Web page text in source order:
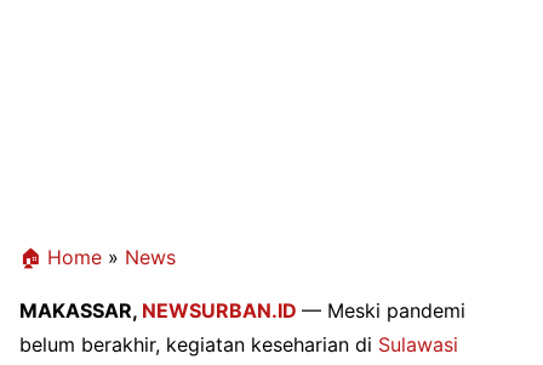
🏠 Home » News
MAKASSAR, NEWSURBAN.ID — Meski pandemi
belum berakhir, kegiatan keseharian di Sulawasi